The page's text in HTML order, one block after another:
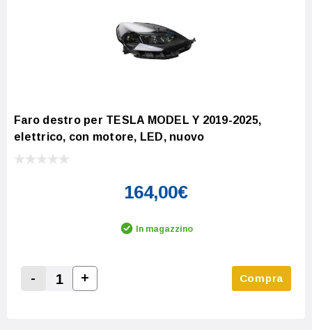
Faro destro per TESLA MODEL Y 2019-2025,
elettrico, con motore, LED, nuovo
164,00€
In magazzino
Decrease Quantity:
-
Increase Quantity:
+ Compra